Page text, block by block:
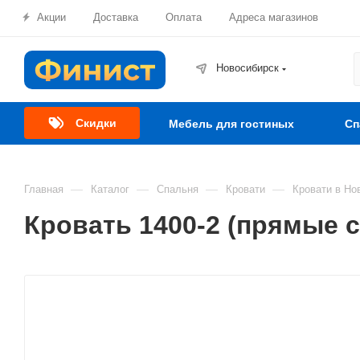
Акции Доставка Оплата Адреса магазинов
Новосибирск
Скидки Мебель для гостиных
Главная — Каталог — Спальня — Кровати — Кровати в
Кровать 1400-2 (прямые